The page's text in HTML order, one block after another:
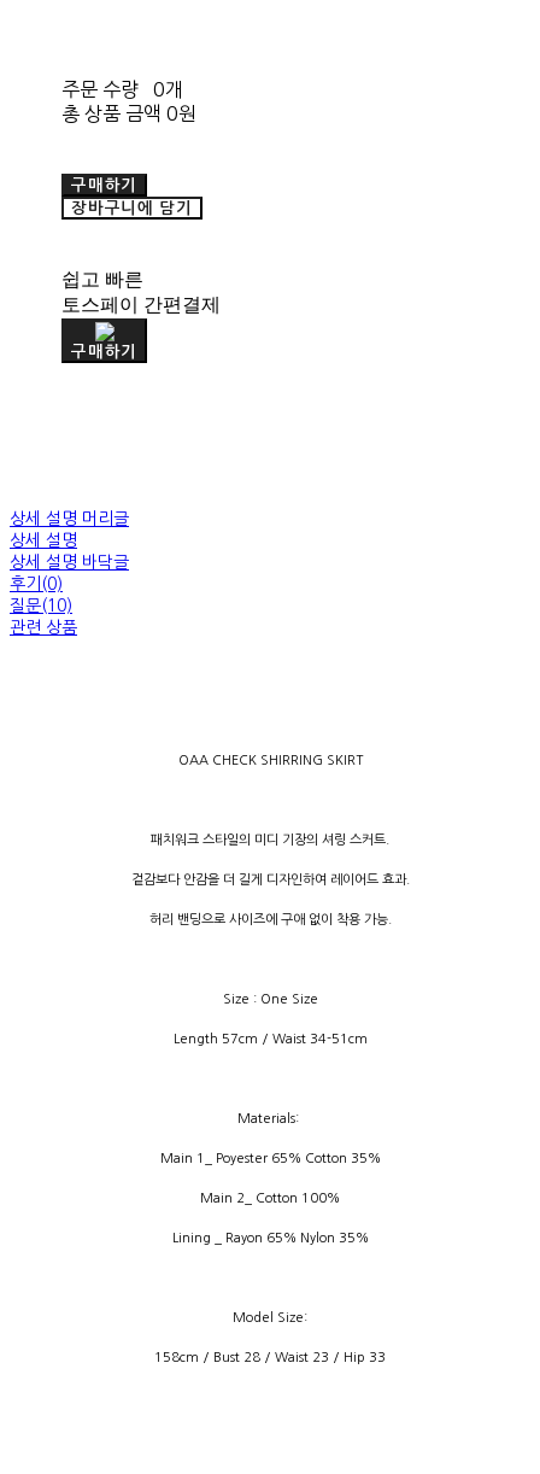
주문 수량
0개
총 상품 금액 0원
구매하기
장바구니에 담기
쉽고 빠른
토스페이 간편결제
구매하기
상세 설명 머리글
상세 설명
상세 설명 바닥글
후기(0)
질문(10)
관련 상품
OAA CHECK SHIRRING SKIRT
패치워크 스타일의 미디 기장의 셔링 스커트.
겉감보다 안감을 더 길게 디자인하여 레이어드 효과.
허리 밴딩으로 사이즈에 구애 없이 착용 가능.
Size : One Size
Length 57cm / Waist 34-51cm
Materials:
Main 1_ Poyester 65% Cotton 35%
Main 2_ Cotton 100%
Lining _ Rayon 65% Nylon 35%
Model Size:
158cm / Bust 28 / Waist 23 / Hip 33